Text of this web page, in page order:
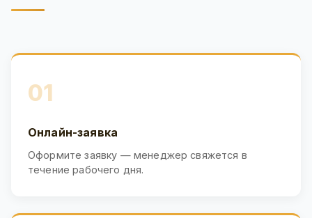
01
Онлайн-заявка
Оформите заявку — менеджер свяжется в
течение рабочего дня.